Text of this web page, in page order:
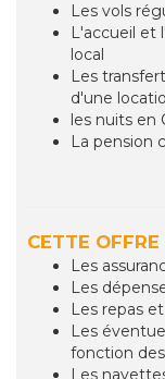
Les vols
L'accueil et
local
Les
d'une
les nuits en
La pension
CETTE
Les
Les
Les repas
Les
fonction
Les